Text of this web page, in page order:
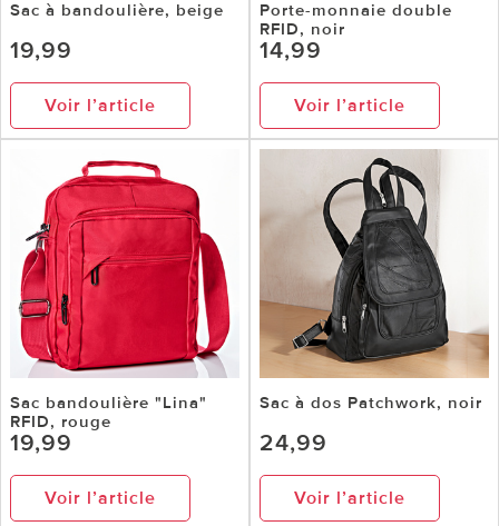
Sac à bandoulière, beige
19,99
Voir l’article
Porte-monnaie double
RFID, noir
14,99
Voir l’article
Sac bandoulière "Lina"
RFID, rouge
19,99
Voir l’article
Sac à dos Patchwork, noir
24,99
Voir l’article